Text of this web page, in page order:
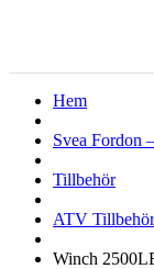
Hem
Svea Fordon
Tillbehör
ATV Tillbehör
Winch